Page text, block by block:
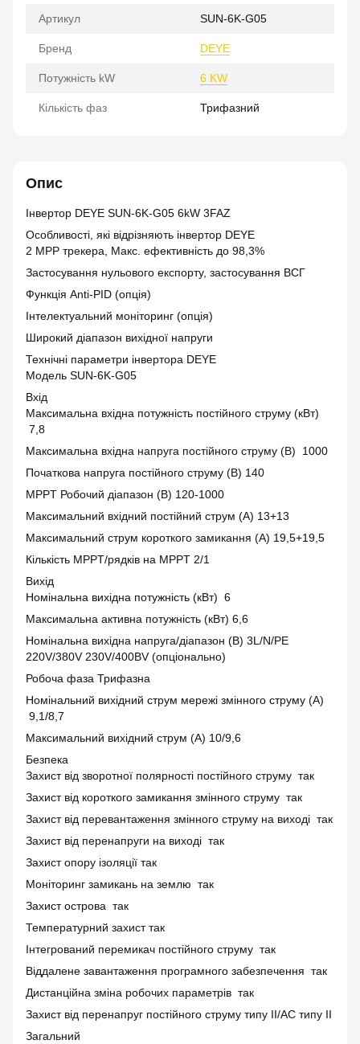
Артикул SUN-6K-G05
Бренд DEYE
Потужність kW 6 KW
Кількість фаз Трифазний
Опис
Інвертор DEYE SUN-6K-G05 6kW 3FAZ
Особливості, які відрізняють інвертор DEYE
2 MPP трекера, Макс. ефективність до 98,3%
Застосування нульового експорту, застосування ВСГ
Функція Anti-PID (опція)
Інтелектуальний моніторинг (опція)
Широкий діапазон вихідної напруги
Технічні параметри інвертора DEYE
Модель SUN-6K-G05
Вхід
Максимальна вхідна потужність постійного струму (кВт)
7,8
Максимальна вхідна напруга постійного струму (В) 1000
Початкова напруга постійного струму (В) 140
MPPT Робочий діапазон (В) 120-1000
Максимальний вхідний постійний струм (A) 13+13
Максимальний струм короткого замикання (А) 19,5+19,5
Кількість MPPT/рядків на MPPT 2/1
Вихід
Номінальна вихідна потужність (кВт) 6
Максимальна активна потужність (кВт) 6,6
Номінальна вихідна напруга/діапазон (В) 3L/N/PE
220V/380V 230V/400BV (опціонально)
Робоча фаза Трифазна
Номінальний вихідний струм мережі змінного струму (А)
9,1/8,7
Максимальний вихідний струм (А) 10/9,6
Безпека
Захист від зворотної полярності постійного струму так
Захист від короткого замикання змінного струму так
Захист від перевантаження змінного струму на виході так
Захист від перенапруги на виході так
Захист опору ізоляції так
Моніторинг замикань на землю так
Захист острова так
Температурний захист так
Інтегрований перемикач постійного струму так
Віддалене завантаження програмного забезпечення так
Дистанційна зміна робочих параметрів так
Захист від перенапруг постійного струму типу II/AC типу II
Загальний